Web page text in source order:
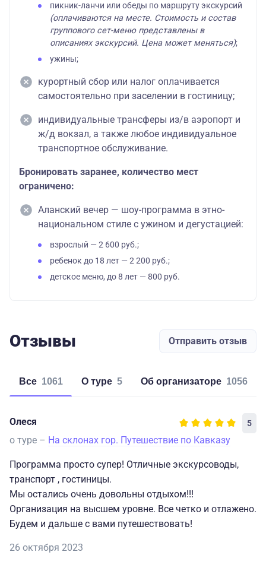
пикник-ланчи или обеды по маршруту экскурсий
(оплачиваются на месте. Стоимость и состав
группового сет-меню представлены в
описаниях экскурсий. Цена может меняться);
ужины;
курортный сбор или налог оплачивается
самостоятельно при заселении в гостиницу;
индивидуальные трансферы из/в аэропорт и
ж/д вокзал, а также любое индивидуальное
транспортное обслуживание.
Бронировать заранее, количество мест
ограничено:
Аланский вечер — шоу-программа в этно-
национальном стиле с ужином и дегустацией:
взрослый — 2 600 руб.;
ребенок до 18 лет — 2 200 руб.;
детское меню, до 8 лет — 800 руб.
Отзывы Отправить отзыв
Все 1061 о туре 5 об организаторе 1056
Олеся 5
о туре – На склонах гор. Путешествие по Кавказу
Программа просто супер! Отличные экскурсоводы,
транспорт , гостиницы.
Мы остались очень довольны отдыхом!!!
Организация на высшем уровне. Все четко и отлажено.
Будем и дальше с вами путешествовать!
26 октября 2023